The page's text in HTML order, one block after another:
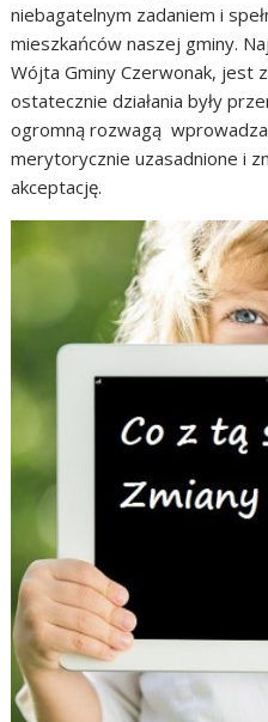
niebagatelnym zadaniem i
mieszkańców naszej gminy.
Wójta Gminy Czerwonak, jest
ostatecznie działania były
ogromną rozwagą
merytorycznie uzasadnione i
akceptację.